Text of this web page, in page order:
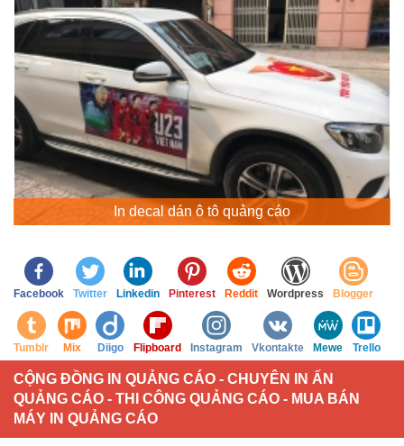
In decal dán ô tô quảng cáo
Facebook Twitter Linkedin Pinterest Reddit Wordpress Blogger
Tumblr Mix Diigo Flipboard Instagram Vkontakte Mewe Trello
CỘNG ĐỒNG IN QUẢNG CÁO - CHUYÊN IN ẤN
QUẢNG CÁO - THI CÔNG QUẢNG CÁO - MUA BÁN
MÁY IN QUẢNG CÁO